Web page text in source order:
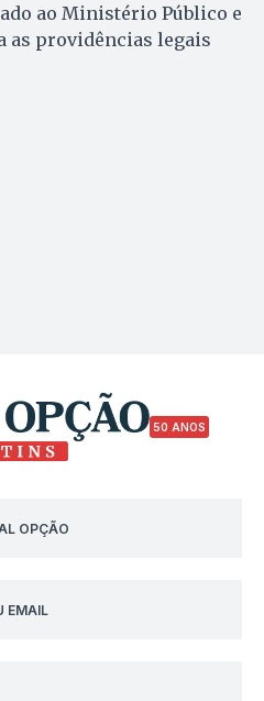
ao Ministério Público e
as providências legais
50 ANOS
OPÇÃO
EMAIL